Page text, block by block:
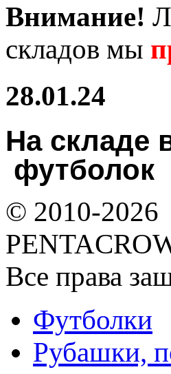
Внимание!
складов мы
28.01.24
На
футболок
© 2010-2026
Все права
Футболки
Рубашки,